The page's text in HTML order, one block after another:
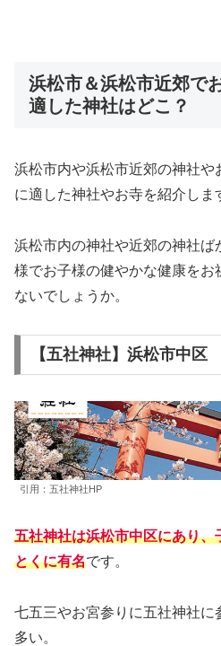
浜松市＆浜松市近郊で
適した神社はどこ？
浜松市内や浜松市近郊の神社や
に適した神社やお寺を紹介しま
浜松市内の神社や近郊の神社ば
様でお子様の健やかな健康をお
ないでしょうか。
【五社神社】浜松市中区
引用：五社神社HP
五社神社は浜松市中区にあり
とくに有名です。
七五三やお宮参りに五社神社に
多い。